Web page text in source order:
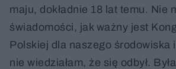
maju, dokładnie 18 lat temu. Nie
świadomości, jak ważny jest
Polskiej dla naszego środowiska
nie wiedziałam, że się odbył.